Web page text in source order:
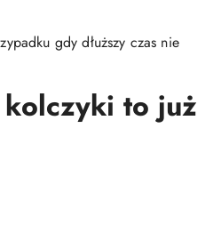
gdy dłuższy czas nie
kolczyki to już